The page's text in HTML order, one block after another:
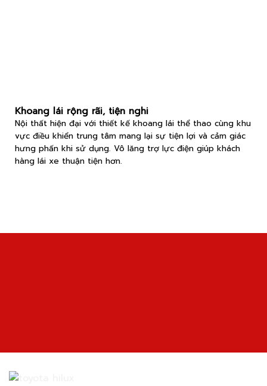
Khoang lái rộng rãi, tiện nghi
Nội thất hiện đại với thiết kế khoang lái thể thao cùng khu
vực điều khiển trung tâm mang lại sự tiện lợi và cảm giác
hưng phấn khi sử dụng. Vô lăng trợ lực điện giúp khách
hàng lái xe thuận tiện hơn.